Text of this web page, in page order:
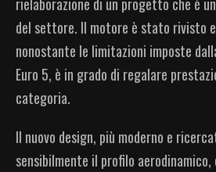
del settore. Il motore è stato rivisto
nonostante le limitazioni imposte
Euro 5, è in grado di regalare
categoria.
Il nuovo design, più moderno e
sensibilmente il profilo aerodinamico,